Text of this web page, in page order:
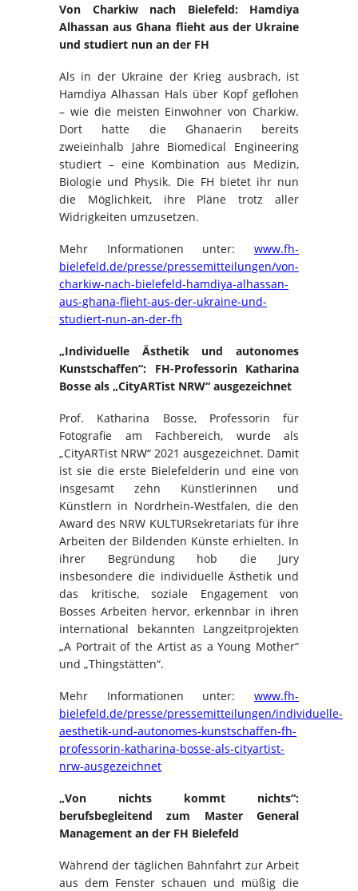
Von Charkiw nach Bielefeld: Hamdiya
Alhassan aus Ghana flieht aus der Ukraine
und studiert nun an der FH
Als in der Ukraine der Krieg ausbrach, ist
Hamdiya Alhassan Hals über Kopf geflohen
– wie die meisten Einwohner von Charkiw.
Dort hatte die Ghanaerin bereits
zweieinhalb Jahre Biomedical Engineering
studiert – eine Kombination aus Medizin,
Biologie und Physik. Die FH bietet ihr nun
die Möglichkeit, ihre Pläne trotz aller
Widrigkeiten umzusetzen.
Mehr Informationen unter: www.fh-
bielefeld.de/presse/pressemitteilungen/von-
charkiw-nach-bielefeld-hamdiya-alhassan-
aus-ghana-flieht-aus-der-ukraine-und-
studiert-nun-an-der-fh
„Individuelle Ästhetik und autonomes
Kunstschaffen“: FH-Professorin Katharina
Bosse als „CityARTist NRW“ ausgezeichnet
Prof. Katharina Bosse, Professorin für
Fotografie am Fachbereich, wurde als
„CityARTist NRW“ 2021 ausgezeichnet. Damit
ist sie die erste Bielefelderin und eine von
insgesamt zehn Künstlerinnen und
Künstlern in Nordrhein-Westfalen, die den
Award des NRW KULTURsekretariats für ihre
Arbeiten der Bildenden Künste erhielten. In
ihrer Begründung hob die Jury
insbesondere die individuelle Ästhetik und
das kritische, soziale Engagement von
Bosses Arbeiten hervor, erkennbar in ihren
international bekannten Langzeitprojekten
„A Portrait of the Artist as a Young Mother“
und „Thingstätten“.
Mehr Informationen unter: www.fh-
bielefeld.de/presse/pressemitteilungen/individuelle-
aesthetik-und-autonomes-kunstschaffen-fh-
professorin-katharina-bosse-als-cityartist-
nrw-ausgezeichnet
„Von nichts kommt nichts“:
berufsbegleitend zum Master General
Management an der FH Bielefeld
Während der täglichen Bahnfahrt zur Arbeit
aus dem Fenster schauen und müßig die